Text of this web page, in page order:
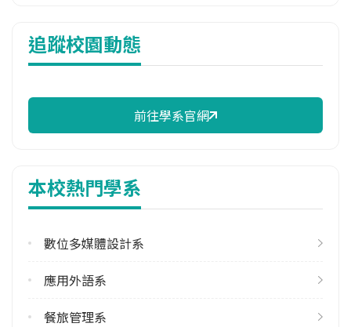
9,114 元/學期
114年註冊率
113學年度上學期
113學年度下學期
1
學系電話
桃園市中壢區健行路229號
追蹤校園動態
前往學系官網
本校熱門學系
數位多媒體設計系
應用外語系
餐旅管理系